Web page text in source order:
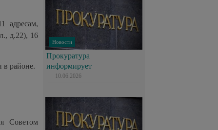
адресам,
д.22), 16
в районе.
Советом
Новости
Прокуратура
информирует
10.06.2026